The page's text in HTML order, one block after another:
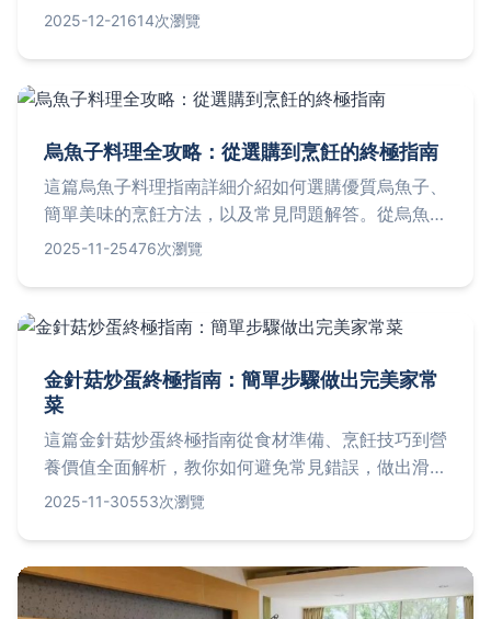
得，幫助您輕鬆選擇適合的料理，從平價小吃到高級
2025-12-21614次瀏覽
烏魚子料理全攻略：從選購到烹飪的終極指南
這篇烏魚子料理指南詳細介紹如何選購優質烏魚子、
簡單美味的烹飪方法，以及常見問題解答。從烏魚子
的來源、保存技巧到家常食譜，我們提供實用資訊，
準備或日常美食，都能找到滿意的答案，解決所有關
於烏魚子料理的疑問。
2025-11-25476次瀏覽
金針菇炒蛋終極指南：簡單步驟做出完美家常
菜
這篇金針菇炒蛋終極指南從食材準備、烹飪技巧到營
養價值全面解析，教你如何避免常見錯誤，做出滑嫩
可口的金針菇炒蛋。文中包含個人經驗分享、常見問
讓你的家常菜更美味健康。
2025-11-30553次瀏覽